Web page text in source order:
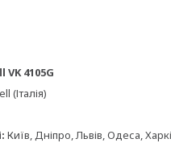
4105G
(Італія)
Київ, Дніпро, Львів, Одеса,